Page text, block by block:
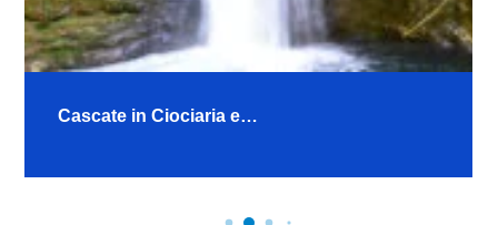
Cascate in Ciociaria e…